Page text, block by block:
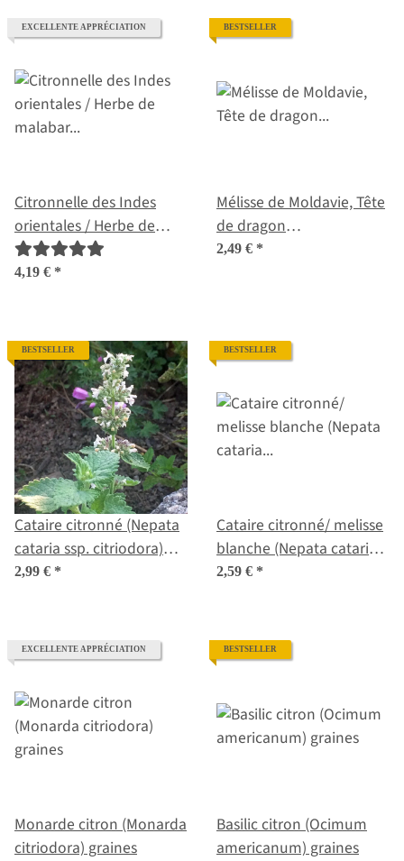
EXCELLENTE APPRÉCIATION
Citronnelle des Indes
orientales / Herbe de
malabar (Cymbopogon
flexuosus) graines
4,19 € *
BESTSELLER
Mélisse de Moldavie, Tête
de dragon
(Dracocephalum
2,49 € *
BESTSELLER
Cataire citronné (Nepata
cataria ssp. citriodora)
bio semences
2,99 € *
BESTSELLER
Cataire citronné/ melisse
blanche (Nepata cataria
ssp. citriodora) graines
2,59 € *
EXCELLENTE APPRÉCIATION
Monarde citron (Monarda
citriodora) graines
BESTSELLER
Basilic citron (Ocimum
americanum) graines